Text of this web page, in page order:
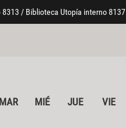
/ Biblioteca Utopía interno 8137
MIÉ JUE VIE